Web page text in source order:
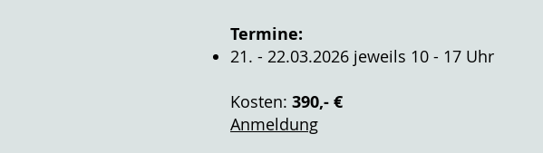
Termine:
21. - 22.03.2026 jeweils 10 - 17 Uhr
Kosten: 390,- €
Anmeldung